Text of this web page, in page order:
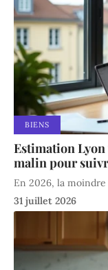
BIENS
Estimation
malin pour
En 2026, la
31 juillet 2026